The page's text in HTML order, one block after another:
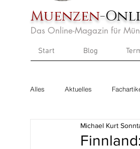
Muenzen-
Das Online-Magazin für
Start Blog
Alles Aktuelles
Michael Kurt